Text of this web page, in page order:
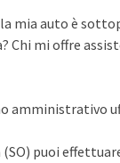
mia auto è
Chi mi offre
amministrativo
puoi